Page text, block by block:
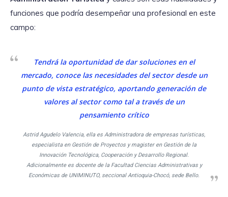
funciones que podría desempeñar una profesional en este
campo:
Tendrá la oportunidad de dar soluciones en el
mercado, conoce las necesidades del sector desde un
punto de vista estratégico, aportando generación de
valores al sector como tal a través de un
pensamiento crítico
Astrid Agudelo Valencia, ella es Administradora de empresas turísticas,
especialista en Gestión de Proyectos y magister en Gestión de la
Innovación Tecnológica, Cooperación y Desarrollo Regional.
Adicionalmente es docente de la Facultad Ciencias Administrativas y
Económicas de UNIMINUTO, seccional Antioquia-Chocó, sede Bello.